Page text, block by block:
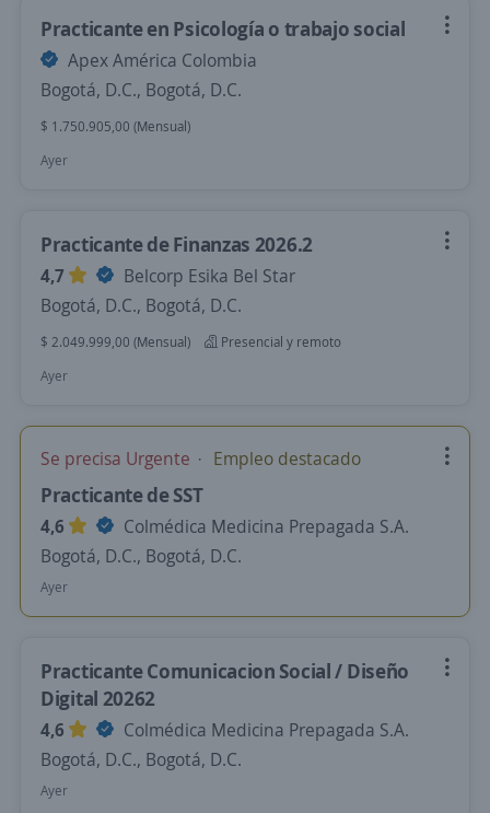
Practicante en Psicología o trabajo social
Apex América Colombia
Bogotá, D.C., Bogotá, D.C.
$ 1.750.905,00 (Mensual)
Ayer
Practicante de Finanzas 2026.2
4,7
Belcorp Esika Bel Star
Bogotá, D.C., Bogotá, D.C.
$ 2.049.999,00 (Mensual)
Presencial y remoto
Ayer
Se precisa Urgente Empleo destacado
Practicante de SST
4,6
Colmédica Medicina Prepagada S.A.
Bogotá, D.C., Bogotá, D.C.
Ayer
Practicante Comunicacion Social / Diseño
Digital 20262
4,6
Colmédica Medicina Prepagada S.A.
Bogotá, D.C., Bogotá, D.C.
Ayer